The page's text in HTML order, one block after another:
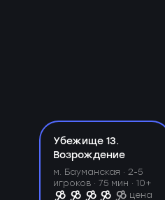
Убежище 13.
Возрождение
м. Бауманская ·2-5
игроков · 75 мин · 10+
цена